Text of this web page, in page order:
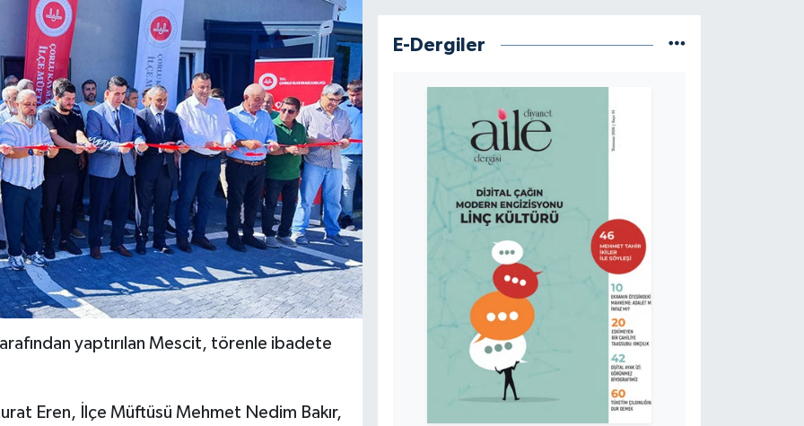
yaptırılan Mescit, törenle ibadete
Eren, İlçe Müftüsü Mehmet Nedim Bakır,
E-Dergiler